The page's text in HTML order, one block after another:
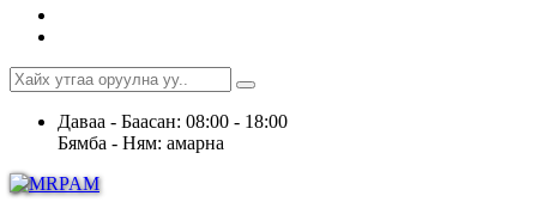
Даваа - Баасан: 08:00 - 18:00
Бямба - Ням: амарна